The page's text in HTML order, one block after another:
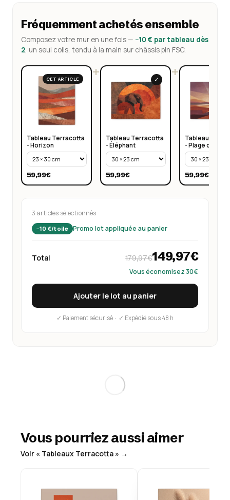
Fréquemment achetés ensemble
Composez votre mur en une fois — −10 € par tableau dès
2 , un seul colis, tendu à la main sur châssis pin FSC.
CET ARTICLE
Tableau Terracotta
- Horizon
59,99€
+ ✓
Tableau Terracotta
- Éléphant
59,99€
+
Tableau
- Plage
59,99€
3 articles sélectionnés
−10 €/toile Promo lot appliquée au panier
Total 179,97€149,97€
Vous économisez 30€
Ajouter le lot au panier
✓ Paiement sécurisé · ✓ Expédié sous 48 h
Vous pourriez aussi aimer
Voir « Tableaux Terracotta » →